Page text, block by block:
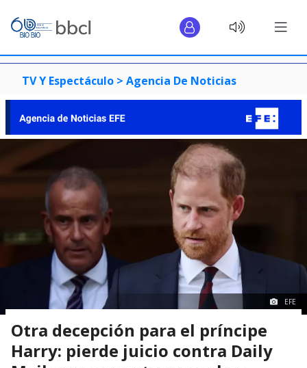
TV Y Espectáculo > Agencia De Noticias
EFE
Otra decepción para el príncipe
Harry: pierde juicio contra Daily